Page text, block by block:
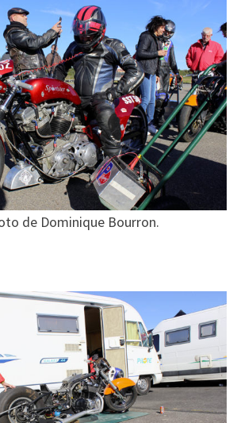
de Dominique Bourron.